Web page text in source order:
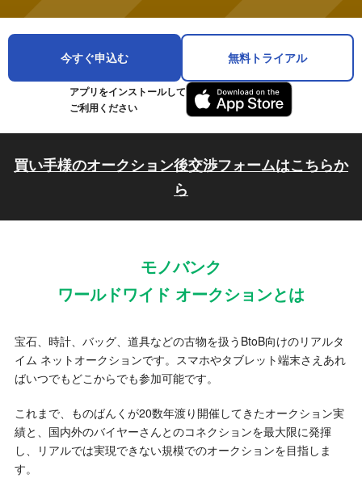
今すぐ申込む 無料トライアル
アプリをインストールして
ご利用ください
買い手様のオークション後交渉フォームはこちらか
ら
モノバンク
ワールドワイド オークションとは
宝石、時計、バッグ、道具などの古物を扱うBtoB向けのリアルタ
イム ネットオークションです。スマホやタブレット端末さえあれ
ばいつでもどこからでも参加可能です。
これまで、ものばんくが20数年渡り開催してきたオークション実
績と、国内外のバイヤーさんとのコネクションを最大限に発揮
し、リアルでは実現できない規模でのオークションを目指しま
す。